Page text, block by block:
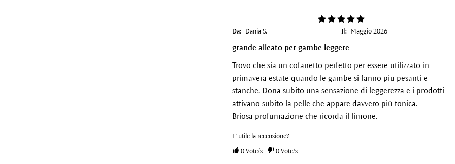
Da: Dania S. Il: Maggio 2026
grande alleato per gambe leggere
Trovo che sia un cofanetto perfetto per essere utilizzato in
primavera estate quando le gambe si fanno piu pesanti e
stanche. Dona subito una sensazione di leggerezza e i prodotti
attivano subito la pelle che appare davvero più tonica.
Briosa profumazione che ricorda il limone.
E' utile la recensione?
0Vote/s 0Vote/s